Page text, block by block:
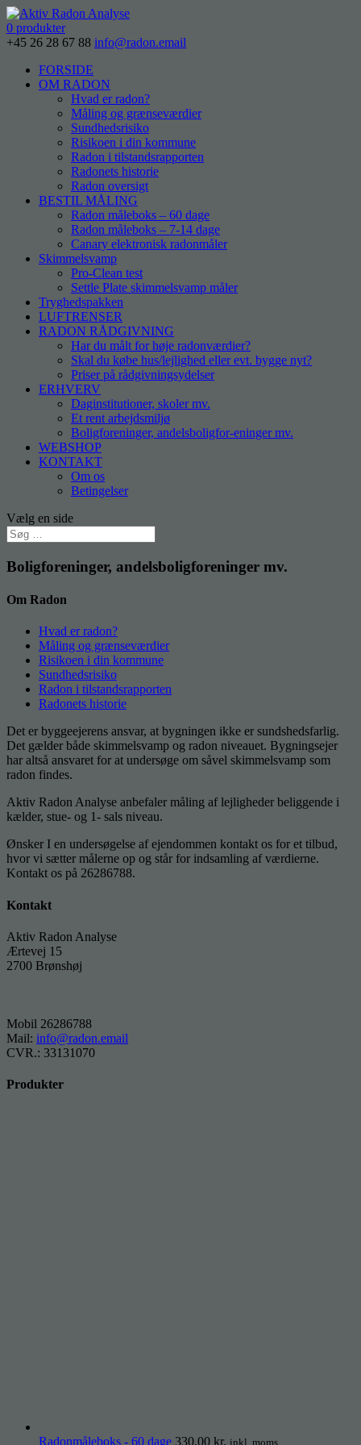
0 produkter
+45 26 28 67 88 info@radon.email
FORSIDE
OM RADON
Hvad er radon?
Måling og grænseværdier
Sundhedsrisiko
Risikoen i din kommune
Radon i tilstandsrapporten
Radonets historie
Radon oversigt
BESTIL MÅLING
Radon måleboks – 60 dage
Radon måleboks – 7-14 dage
Canary elektronisk radonmåler
Skimmelsvamp
Pro-Clean test
Settle Plate skimmelsvamp måler
Tryghedspakken
LUFTRENSER
RADON RÅDGIVNING
Har du målt for høje radonværdier?
Skal du købe hus/lejlighed eller evt. bygge nyt?
Priser på rådgivningsydelser
ERHVERV
Daginstitutioner, skoler mv.
Et rent arbejdsmiljø
Boligforeninger, andelsboligfor-eninger mv.
WEBSHOP
KONTAKT
Om os
Betingelser
Vælg en side
Boligforeninger, andelsboligforeninger mv.
Om Radon
Hvad er radon?
Måling og grænseværdier
Risikoen i din kommune
Sundhedsrisiko
Radon i tilstandsrapporten
Radonets historie
Det er byggeejerens ansvar, at bygningen ikke er sundshedsfarlig.
Det gælder både skimmelsvamp og radon niveauet. Bygningsejer
har altså ansvaret for at undersøge om såvel skimmelsvamp som
radon findes.
Aktiv Radon Analyse anbefaler måling af lejligheder beliggende i
kælder, stue- og 1- sals niveau.
Ønsker I en undersøgelse af ejendommen kontakt os for et tilbud,
hvor vi sætter målerne op og står for indsamling af værdierne.
Kontakt os på 26286788.
Kontakt
Aktiv Radon Analyse
Ærtevej 15
2700 Brønshøj
Mobil 26286788
Mail: info@radon.email
CVR.: 33131070
Produkter
Radonmåleboks - 60 dage 330,00 kr. inkl. moms